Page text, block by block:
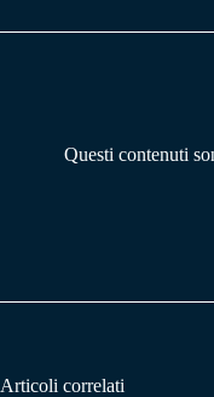
pp m
Questi contenuti
Articoli correlati